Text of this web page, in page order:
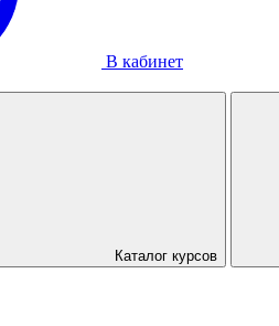
В кабинет
Каталог курсов